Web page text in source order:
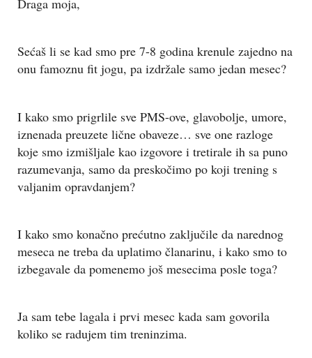
Draga moja,
Sećaš li se kad smo pre 7-8 godina krenule zajedno na
onu famoznu fit jogu, pa izdržale samo jedan mesec?
I kako smo prigrlile sve PMS-ove, glavobolje, umore,
iznenada preuzete lične obaveze… sve one razloge
koje smo izmišljale kao izgovore i tretirale ih sa puno
razumevanja, samo da preskočimo po koji trening s
valjanim opravdanjem?
I kako smo konačno prećutno zaključile da narednog
meseca ne treba da uplatimo članarinu, i kako smo to
izbegavale da pomenemo još mesecima posle toga?
Ja sam tebe lagala i prvi mesec kada sam govorila
koliko se radujem tim treninzima.